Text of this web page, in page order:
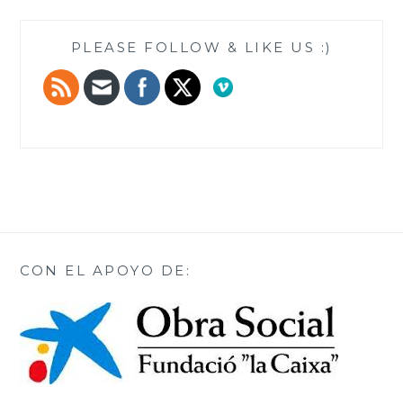
PLEASE FOLLOW & LIKE US :)
CON EL APOYO DE: